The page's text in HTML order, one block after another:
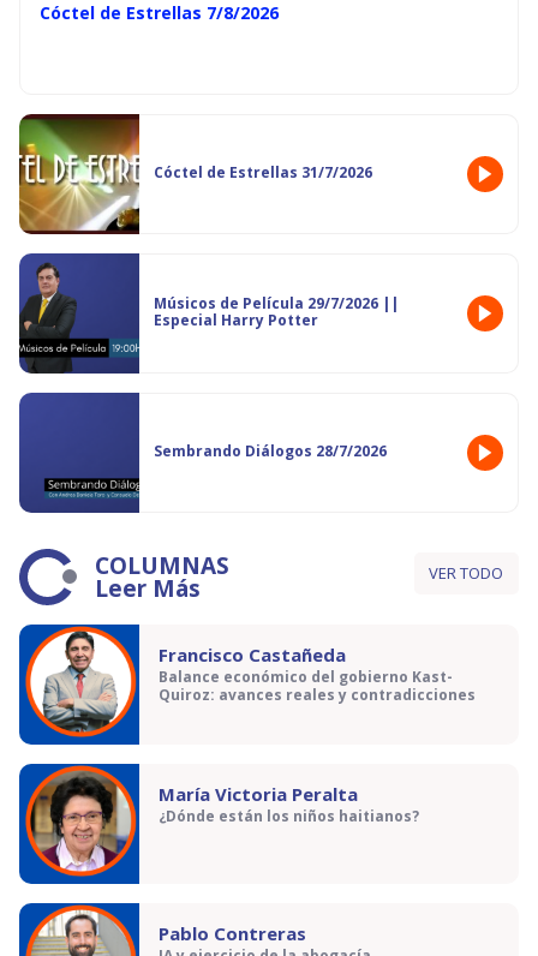
Cóctel de Estrellas 7/8/2026
Cóctel de Estrellas 31/7/2026
Músicos de Película 29/7/2026 ||
Especial Harry Potter
Sembrando Diálogos 28/7/2026
COLUMNAS
Leer Más VER TODO
Francisco Castañeda
Balance económico del gobierno Kast-
Quiroz: avances reales y contradicciones
María Victoria Peralta
¿Dónde están los niños haitianos?
Pablo Contreras